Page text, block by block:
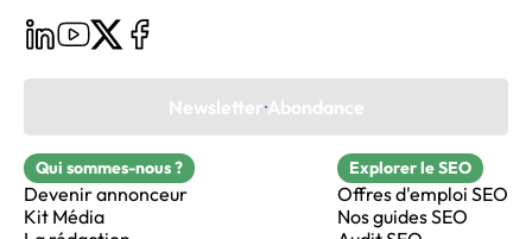
Newsletter Abondance
Qui sommes-nous ?
Devenir annonceur
Kit Média
Explorer le SEO
Offres d'emploi SEO
Nos guides SEO